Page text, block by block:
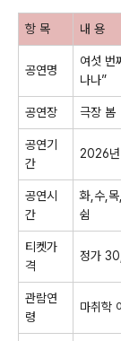
항 목 내 용
공연명
여섯 번
나나”
공연장 극장 봄
공연기
간
2026년
공연시
간
화 수 목
쉼
티켓가
격
정가
관람연
령
마취학